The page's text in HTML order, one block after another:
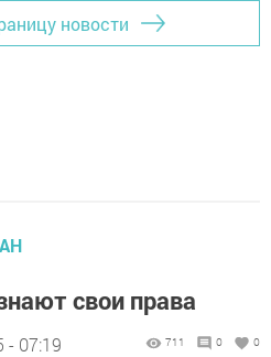
новости
свои права
- 07:19 711 0 0